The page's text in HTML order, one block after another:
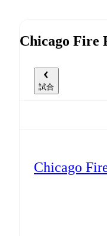
Chicago Fire
試合
Chicago